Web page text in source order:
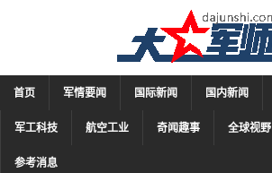
首页 军情要闻 国际新闻 国内新闻
军工科技 航空工业 奇闻趣事 全球视野
参考消息